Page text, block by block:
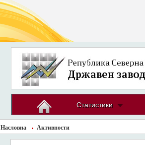
Статистики
Насловна Активности